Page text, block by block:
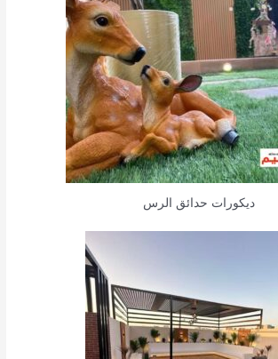
ديكورات حدائق الرس